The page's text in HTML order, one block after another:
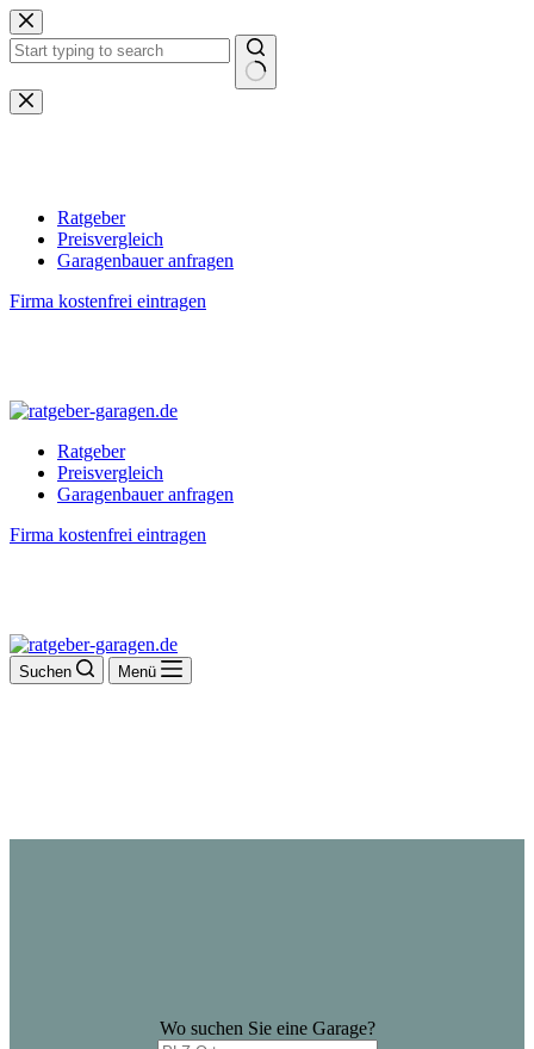
Zum
Inhalt
springen
Keine
Ergebnisse
Ratgeber
Preisvergleich
Garagenbauer anfragen
Firma kostenfrei eintragen
Ratgeber
Preisvergleich
Garagenbauer anfragen
Firma kostenfrei eintragen
Suchen Menü
Wo suchen Sie eine Garage?